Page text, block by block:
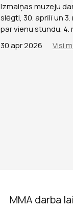
Izmaiņas muzeju
slēgti, 30. aprīlī un
par vienu stundu. 4.
30 apr 2026
Visi
MMA darba